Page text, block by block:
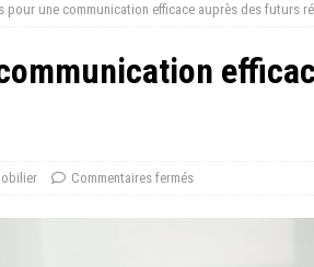
pour une communication efficace auprès des futurs
Commentaires fermés